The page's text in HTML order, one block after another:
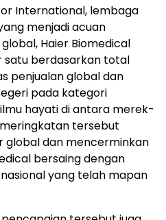
International, lembaga
menjadi acuan
Haier Biomedical
berdasarkan total
penjualan global dan
pada kategori
hayati di antara merek-
tersebut
global dan mencerminkan
bersaing dengan
yang telah mapan